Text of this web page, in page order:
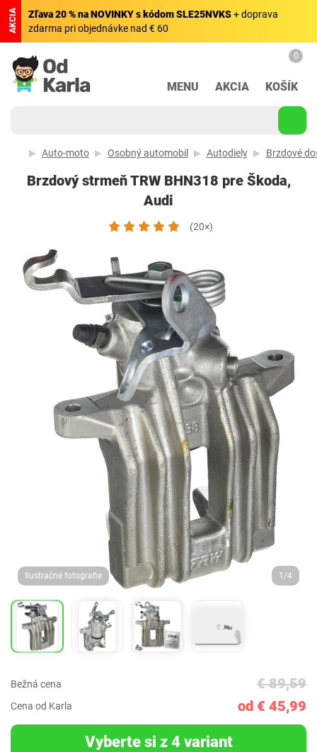
AKCIA Zľava 20 % na NOVINKY s kódom SLE25NVKS+ doprava
zdarma pri objednávke nad € 60
MENU AKCIA
0
KOŠÍK
Auto-moto Osobný automobil Autodiely Brzdové
Brzdový strmeň TRW BHN318 pre Škoda,
Audi
(20×)
Ilustračné fotografie 1/4
Bežná cena € 89,59
Cena od Karla od € 45,99
Vyberte si z 4 variant